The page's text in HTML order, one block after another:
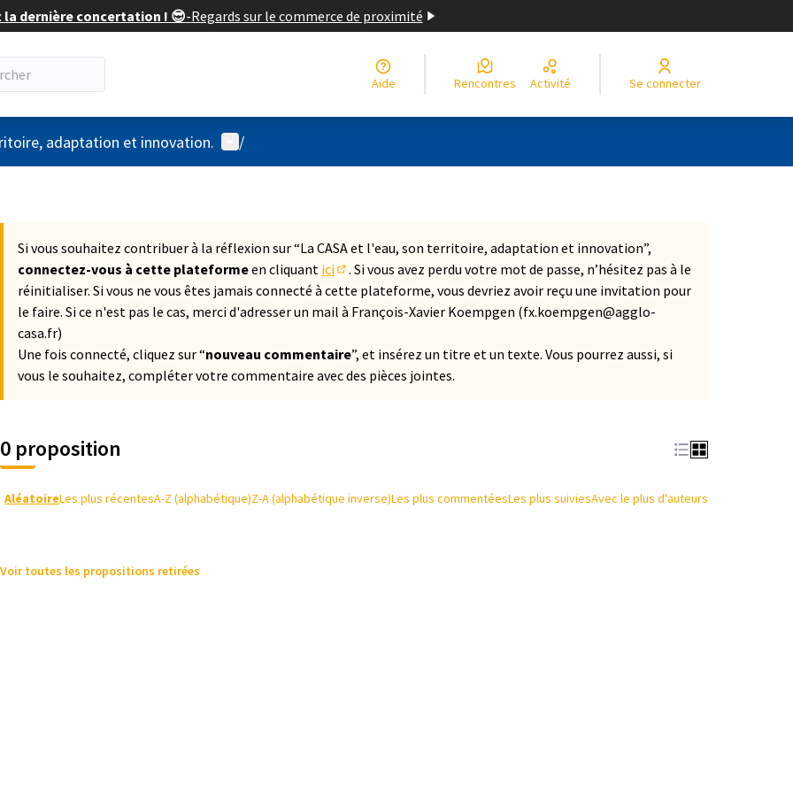
la dernière concertation ! 😎-Regards sur le commerce de proximité
Aide Rencontres Activité Se connecter
adaptation et innovation. Menu utilisateur
/
Si vous souhaitez contribuer à la réflexion sur “La CASA et l'eau, son territoire, adaptation et innovation”,
connectez-vous à cette plateformeen cliquant ici
(S'ouvre dans un nouvel onglet)
. Si vous avez perdu votre mot de passe, n’hésitez pas à le
réinitialiser. Si vous ne vous êtes jamais connecté à cette plateforme, vous devriez avoir reçu une invitation pour
le faire. Si ce n'est pas le cas, merci d'adresser un mail à François-Xavier Koempgen (fx.koempgen@agglo-
casa.fr)
Une fois connecté, cliquez sur “nouveau commentaire”, et insérez un titre et un texte. Vous pourrez aussi, si
vous le souhaitez, compléter votre commentaire avec des pièces jointes.
0 proposition
AléatoireLes plus récentesA-Z (alphabétique)Z-A (alphabétique inverse)Les plus commentéesLes plus suiviesAvec le plus d'auteurs
Voir toutes les propositions retirées